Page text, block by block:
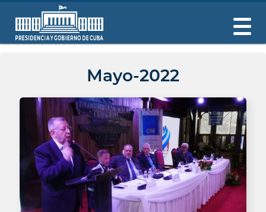
Mayo-2022